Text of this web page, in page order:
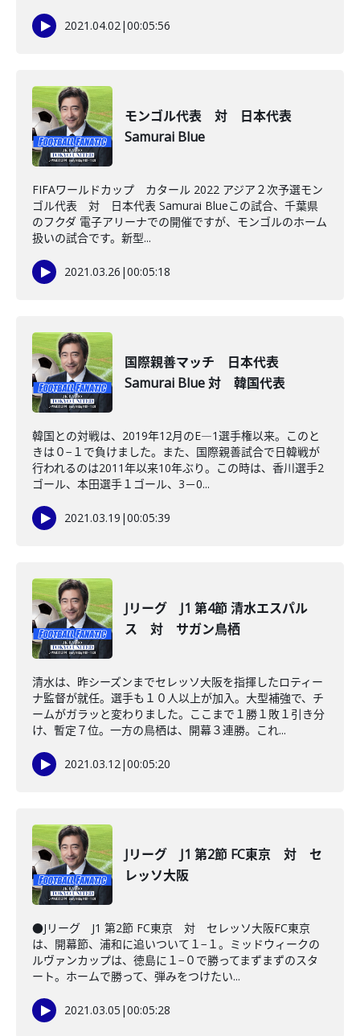
2021.04.02|00:05:56
モンゴル代表 対 日本代表
Samurai Blue
FIFAワールドカップ カタール 2022 アジア２次予選モン
ゴル代表 対 日本代表 Samurai Blueこの試合、千葉県
のフクダ 電子アリーナでの開催ですが、モンゴルのホーム
扱いの試合です。新型...
2021.03.26 |00:05:18
国際親善マッチ 日本代表
Samurai Blue 対 韓国代表
韓国との対戦は、2019年12月のE―1選手権以来。このと
きは０−１で負けました。また、国際親善試合で日韓戦が
行われるのは2011年以来10年ぶり。この時は、香川選手2
ゴール、本田選手１ゴール、3－0...
2021.03.19 |00:05:39
Jリーグ J1 第4節 清水エスパル
ス 対 サガン鳥栖
清水は、昨シーズンまでセレッソ大阪を指揮したロティー
ナ監督が就任。選手も１０人以上が加入。大型補強で、チ
ームがガラッと変わりました。ここまで１勝１敗１引き分
け、暫定７位。一方の鳥栖は、開幕３連勝。これ...
2021.03.12|00:05:20
Jリーグ J1 第2節 FC東京 対 セ
レッソ大阪
●Jリーグ J1 第2節 FC東京 対 セレッソ大阪FC東京
は、開幕節、浦和に追いついて１−１。ミッドウィークの
ルヴァンカップは、徳島に１−０で勝ってまずまずのスタ
ート。ホームで勝って、弾みをつけたい...
2021.03.05 |00:05:28